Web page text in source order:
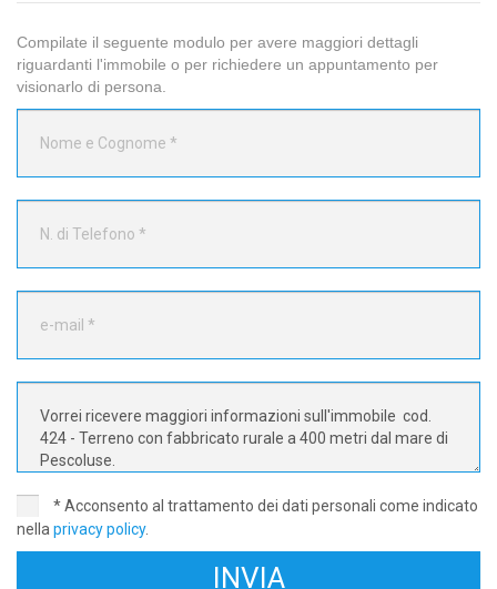
Compilate il seguente modulo per avere maggiori dettagli
riguardanti l'immobile o per richiedere un appuntamento per
visionarlo di persona.
* Acconsento al trattamento dei dati personali come indicato
nellaprivacy policy.